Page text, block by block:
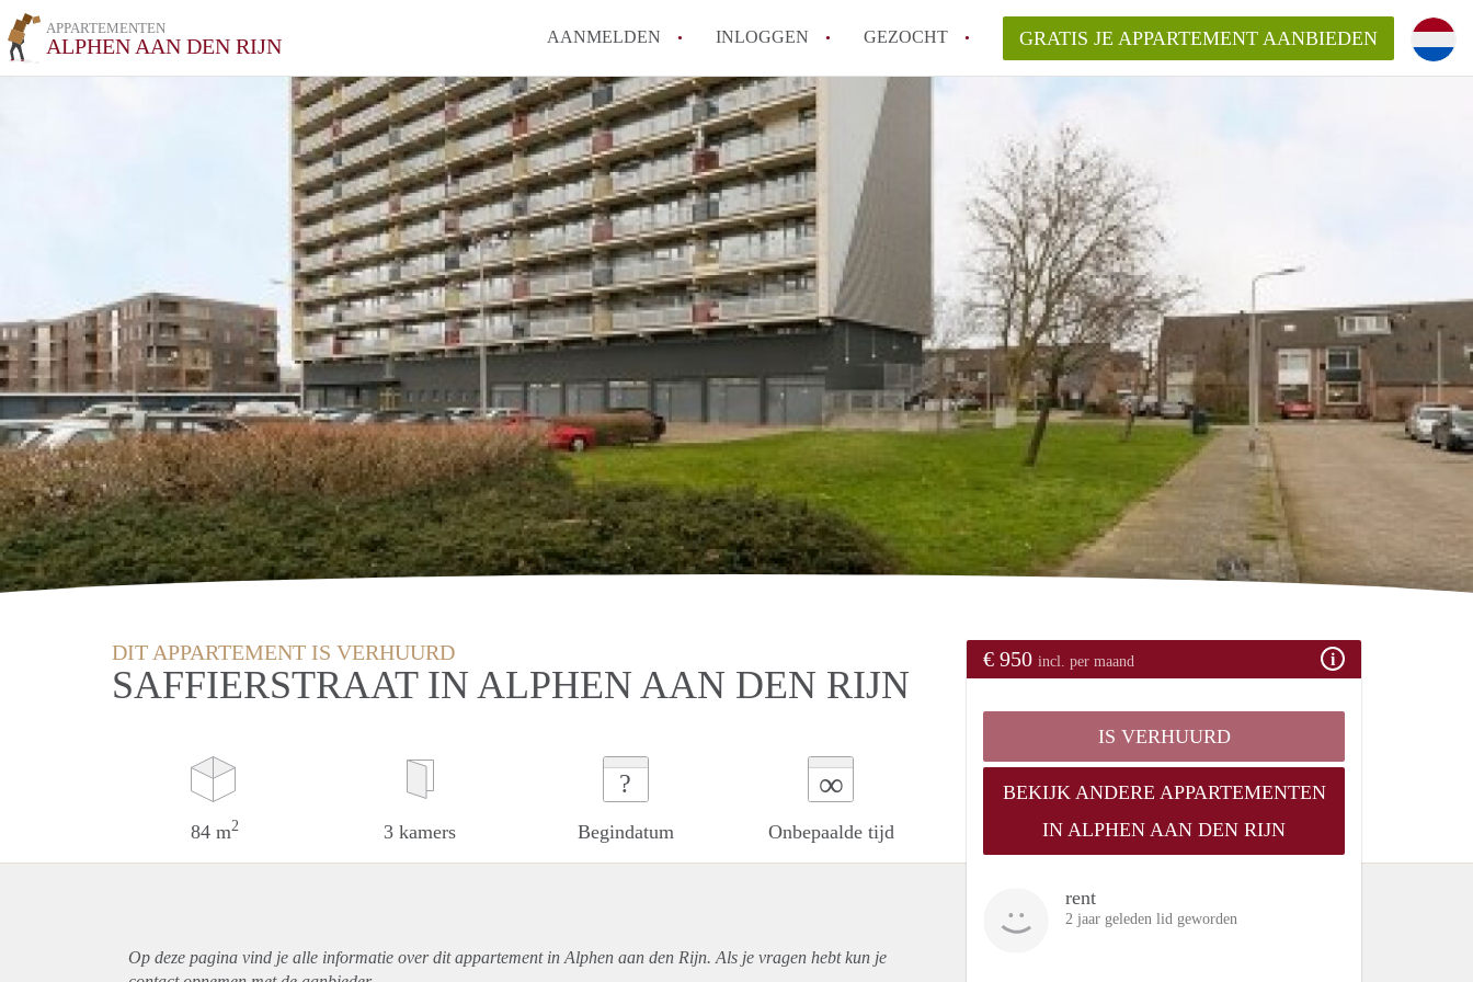
APPARTEMENTEN
ALPHEN AAN DEN RIJN AANMELDEN INLOGGEN GEZOCHT GRATIS JE APPARTEMENT AANBIEDEN
DIT APPARTEMENT IS VERHUURD
SAFFIERSTRAAT IN ALPHEN AAN DEN RIJN
84 m2 3 kamers
?
Begindatum
∞
Onbepaalde tijd
€ 950 incl. per maand
IS VERHUURD
BEKIJK ANDERE APPARTEMENTEN
IN ALPHEN AAN DEN RIJN
rent
2 jaar geleden lid geworden
Op deze pagina vind je alle informatie over ditappartementin Alphen aan den Rijn. Als je vragen hebt kun je